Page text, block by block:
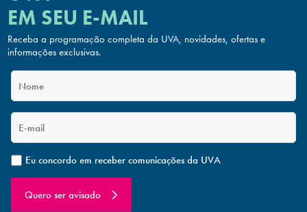
EM SEU E-MAIL
Receba a programação completa da UVA, novidades, ofertas e
informações exclusivas.
Eu concordo em receber comunicações da UVA
Quero ser avisado